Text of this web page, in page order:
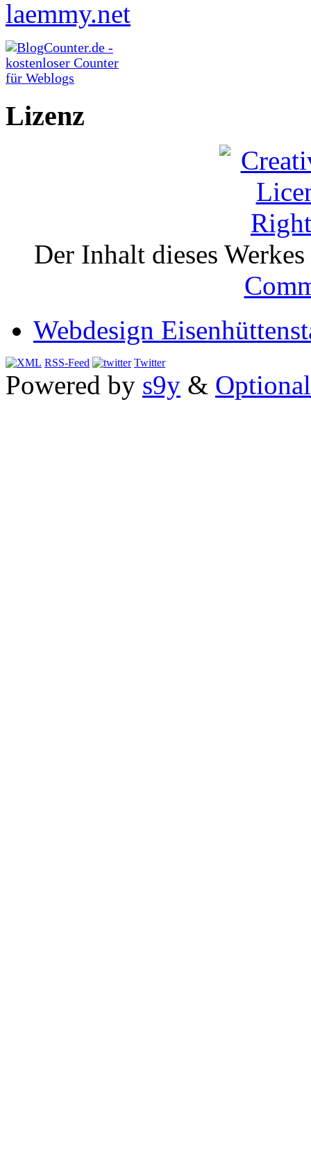
Lizenz
Der Inhalt dieses
Webdesign
RSS-Feed Twitter
Powered by s9y &